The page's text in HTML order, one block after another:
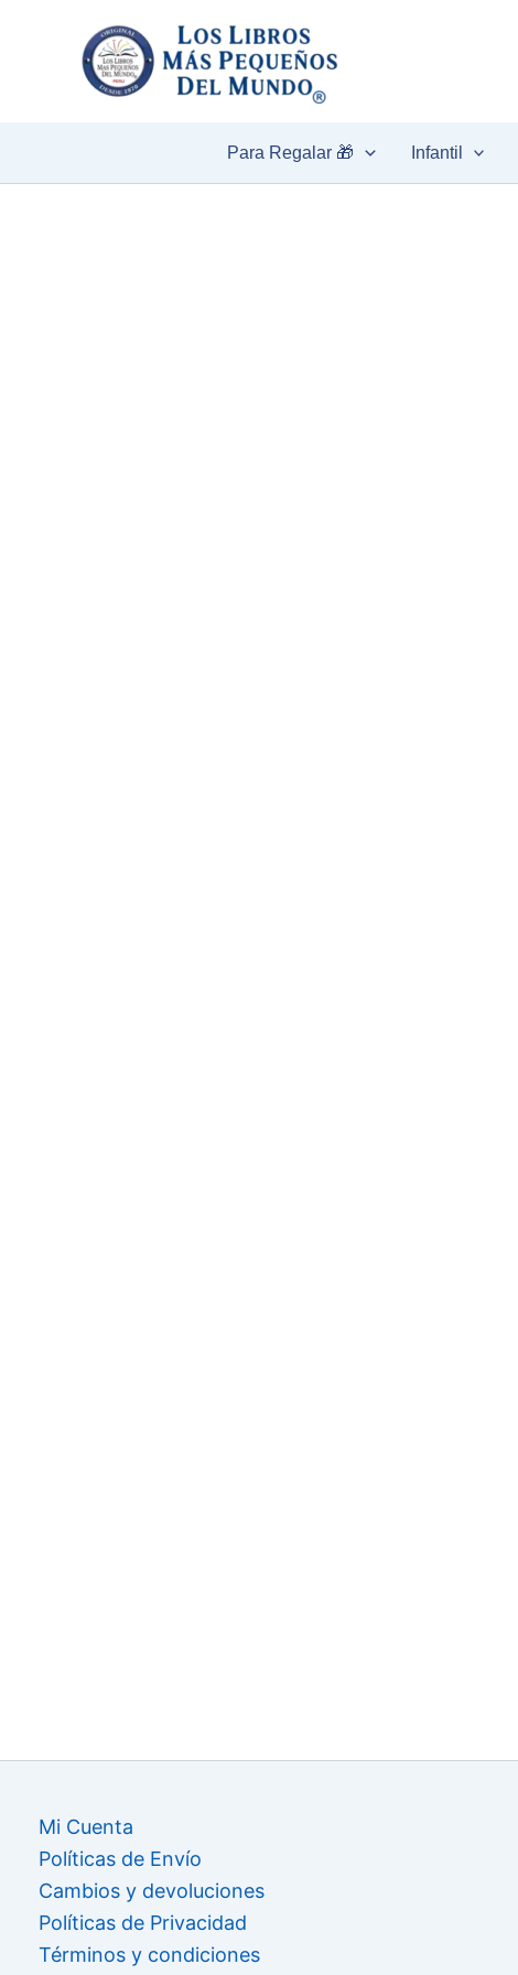
contenido
Para Regalar 🎁 Infantil
Mi Cuenta
Políticas de Envío
Cambios y devoluciones
Políticas de Privacidad
Términos y condiciones